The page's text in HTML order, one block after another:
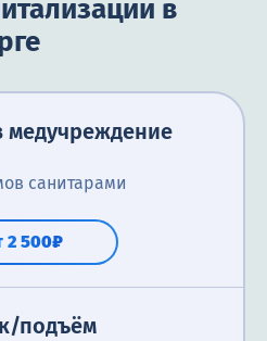
в
медучреждение
санитарами
2 500₽
подъём